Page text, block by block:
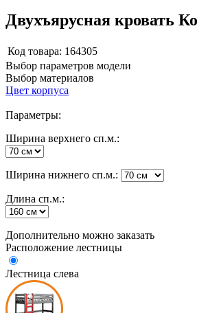
Двухъярусная кровать
Код товара: 164305
Выбор параметров модели
Выбор материалов
Цвет корпуса
Параметры:
Ширина верхнего сп.м.:
Ширина нижнего сп.м.:
Длина сп.м.:
Дополнительно можно заказать
Расположение лестницы
Лестница слева